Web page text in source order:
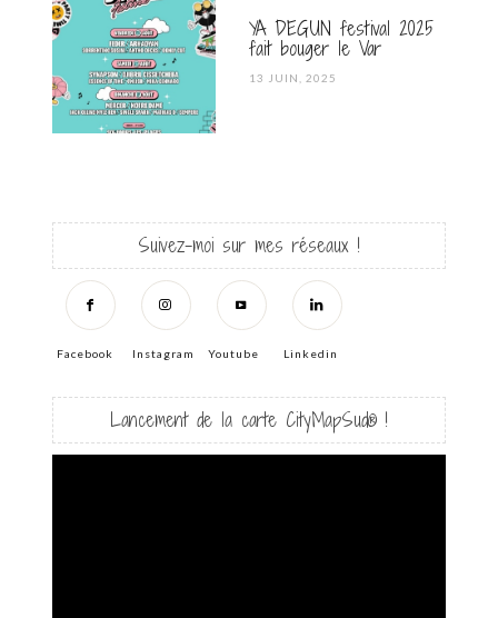
YA DEGUN festival 2025
fait bouger le Var
POSTED
13 JUIN, 2025
Suivez-moi sur mes réseaux !
Facebook Instagram Youtube Linkedin
Lancement de la carte CityMapSud® !